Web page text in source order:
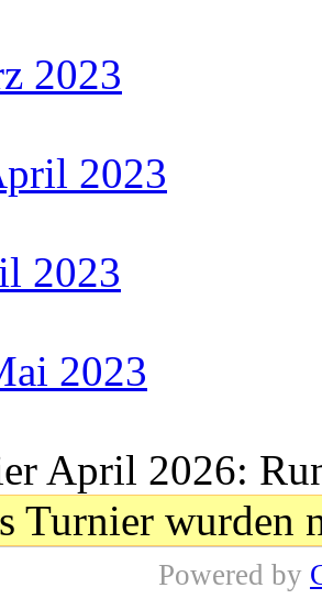
2023
2023
2023
2023
April 2026:
Turnier wurden
Powered by